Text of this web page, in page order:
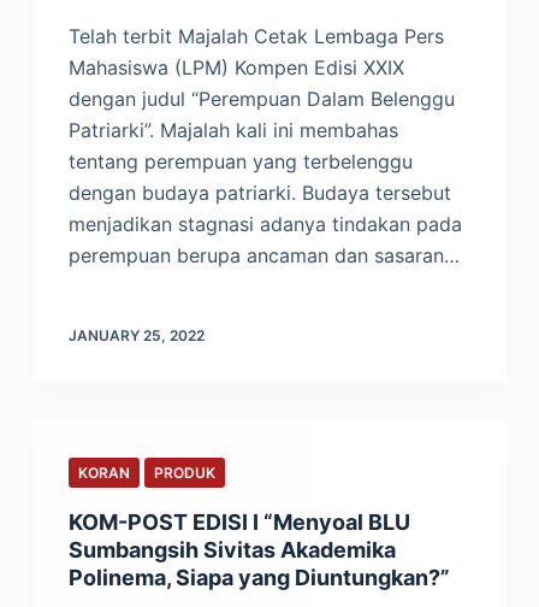
Telah terbit Majalah Cetak Lembaga Pers
Mahasiswa (LPM) Kompen Edisi XXIX
dengan judul “Perempuan Dalam Belenggu
Patriarki”. Majalah kali ini membahas
tentang perempuan yang terbelenggu
dengan budaya patriarki. Budaya tersebut
menjadikan stagnasi adanya tindakan pada
perempuan berupa ancaman dan sasaran…
JANUARY 25, 2022
KORAN PRODUK
KOM-POST EDISI I “Menyoal BLU
Sumbangsih Sivitas Akademika
Polinema, Siapa yang Diuntungkan?”